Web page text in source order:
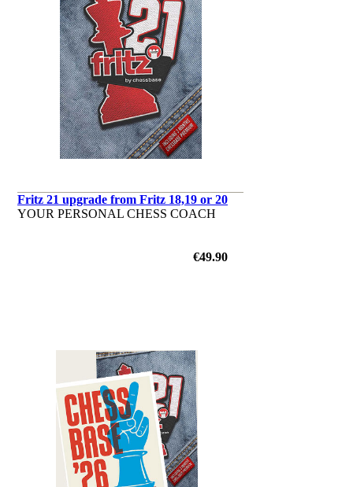
Fritz 21 upgrade from Fritz 18,19 or 20
YOUR PERSONAL CHESS COACH
€49.90